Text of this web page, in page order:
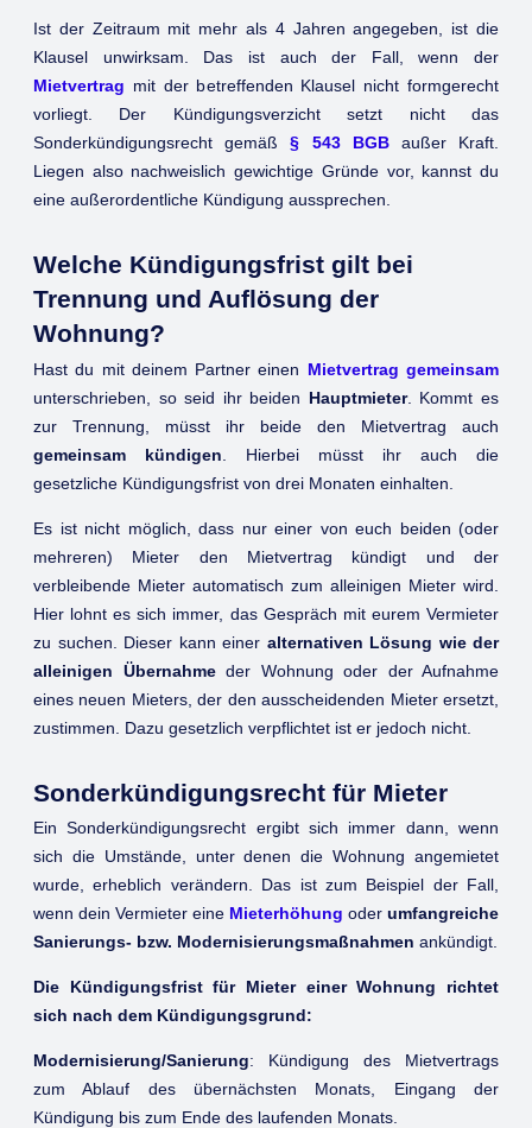
Ist der Zeitraum mit mehr als 4 Jahren angegeben, ist die
Klausel unwirksam. Das ist auch der Fall, wenn der
Mietvertrag mit der betreffenden Klausel nicht formgerecht
vorliegt. Der Kündigungsverzicht setzt nicht das
Sonderkündigungsrecht gemäß§ 543 BGBaußer Kraft.
Liegen also nachweislich gewichtige Gründe vor, kannst du
eine außerordentliche Kündigung aussprechen.
Welche Kündigungsfrist gilt bei
Trennung und Auflösung der
Wohnung?
Hast du mit deinem Partner einen Mietvertrag gemeinsam
unterschrieben, so seid ihr beiden Hauptmieter. Kommt es
zur Trennung, müsst ihr beide den Mietvertrag auch
gemeinsam kündigen . Hierbei müsst ihr auch die
gesetzliche Kündigungsfrist von drei Monaten einhalten.
Es ist nicht möglich, dass nur einer von euch beiden (oder
mehreren) Mieter den Mietvertrag kündigt und der
verbleibende Mieter automatisch zum alleinigen Mieter wird.
Hier lohnt es sich immer, das Gespräch mit eurem Vermieter
zu suchen. Dieser kann einer alternativen Lösung wie der
alleinigen Übernahmeder Wohnung oder der Aufnahme
eines neuen Mieters, der den ausscheidenden Mieter ersetzt,
zustimmen. Dazu gesetzlich verpflichtet ist er jedoch nicht.
Sonderkündigungsrecht für Mieter
Ein Sonderkündigungsrecht ergibt sich immer dann, wenn
sich die Umstände, unter denen die Wohnung angemietet
wurde, erheblich verändern. Das ist zum Beispiel der Fall,
wenn dein Vermieter eine Mieterhöhung oder umfangreiche
Sanierungs- bzw. Modernisierungsmaßnahmen ankündigt.
Die Kündigungsfrist für Mieter einer Wohnung richtet
sich nach dem Kündigungsgrund:
Modernisierung/Sanierung: Kündigung des Mietvertrags
zum Ablauf des übernächsten Monats, Eingang der
Kündigung bis zum Ende des laufenden Monats.